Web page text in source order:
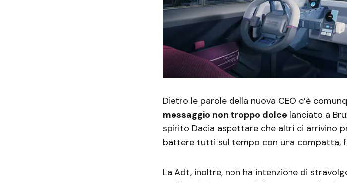
Dietro le parole della nuova CEO c’è
messaggio non troppo dolce lanciato a
spirito Dacia aspettare che altri ci arrivino
battere tutti sul tempo con una compatta,
La Adt, inoltre, non ha intenzione di